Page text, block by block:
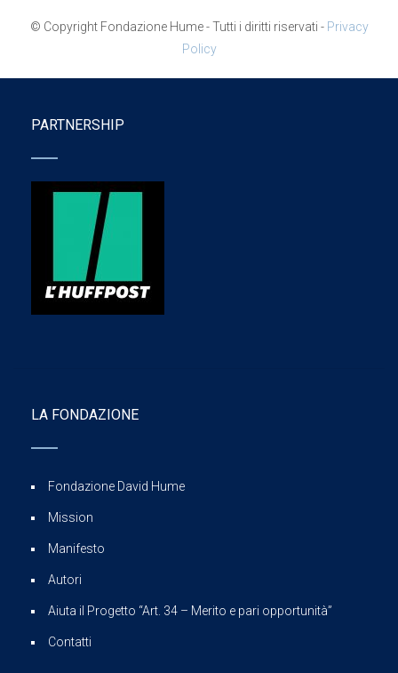
© Copyright Fondazione Hume - Tutti i diritti riservati - Privacy
Policy
PARTNERSHIP
LA FONDAZIONE
Fondazione David Hume
Mission
Manifesto
Autori
Aiuta il Progetto “Art. 34 – Merito e pari opportunità”
Contatti